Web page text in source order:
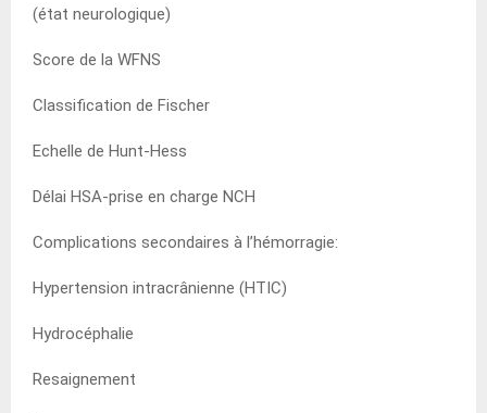
(état neurologique)
Score de la WFNS
Classification de Fischer
Echelle de Hunt-Hess
Délai HSA-prise en charge NCH
Complications secondaires à l’hémorragie:
Hypertension intracrânienne (HTIC)
Hydrocéphalie
Resaignement